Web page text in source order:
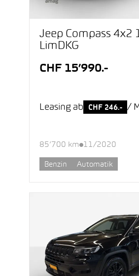
Jeep Compass 4x2
LimDKG
CHF 15’990.-
Leasing ab CHF 246.- /
85’700 km 11/2020
Benzin Automatik